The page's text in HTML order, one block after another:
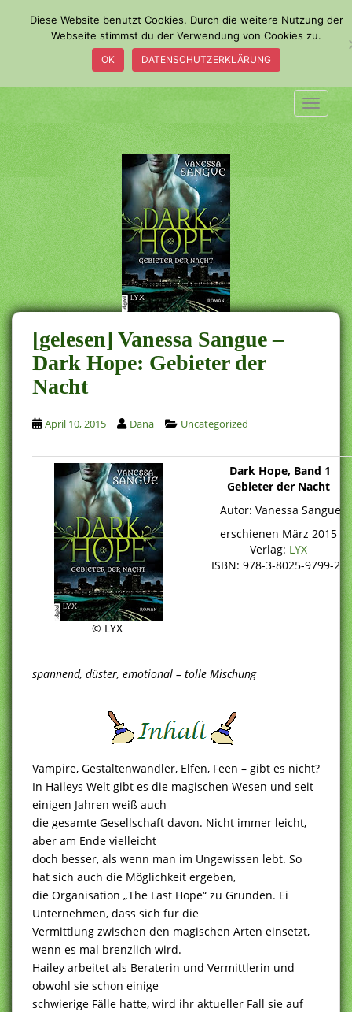
m
a
i
n
c
o
n
t
e
n
t
[gelesen] Vanessa Sangue –
Dark Hope: Gebieter der
Nacht
April 10, 2015 Dana Uncategorized
© LYX
Dark Hope, Band 1
Gebieter der Nacht
Autor: Vanessa Sangue
erschienen März 2015
Verlag: LYX
ISBN: 978-3-8025-9799-2
spannend, düster, emotional – tolle Mischung
Vampire, Gestaltenwandler, Elfen, Feen – gibt es nicht?
In Haileys Welt gibt es die magischen Wesen und seit
einigen Jahren weiß auch
die gesamte Gesellschaft davon. Nicht immer leicht,
aber am Ende vielleicht
doch besser, als wenn man im Ungewissen lebt. So
hat sich auch die Möglichkeit ergeben,
die Organisation „The Last Hope“ zu Gründen. Ei
Unternehmen, dass sich für die
Vermittlung zwischen den magischen Arten einsetzt,
wenn es mal brenzlich wird.
Hailey arbeitet als Beraterin und Vermittlerin und
obwohl sie schon einige
schwierige Fälle hatte, wird ihr aktueller Fall sie auf
Diese Website benutzt Cookies. Durch die weitere Nutzung der
Webseite stimmst du der Verwendung von Cookies zu.
OK DATENSCHUTZERKLÄRUNG